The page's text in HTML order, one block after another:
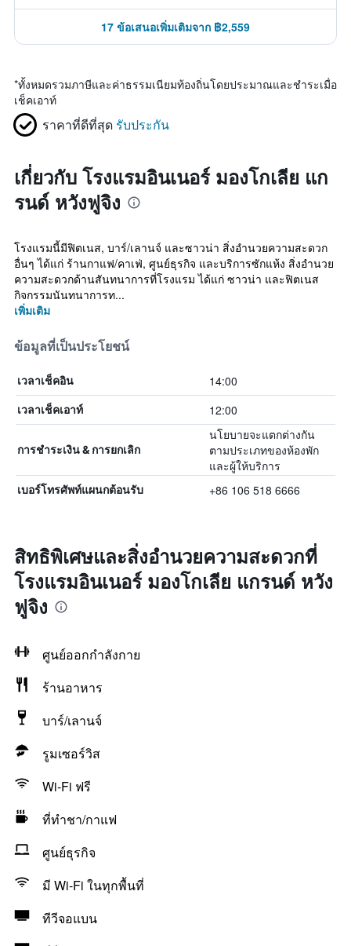
17 ข้อเสนอเพิ่มเติมจาก ฿2,559
*ทั้งหมดรวมภาษีและค่าธรรมเนียมท้องถิ่นโดยประมาณและชำระเมื่อ
เช็คเอาท์
ราคาที่ดีที่สุด รับประกัน
เกี่ยวกับ โรงแรมอินเนอร์ มองโกเลีย แก
รนด์ หวังฟูจิง
โรงแรมนี้มีฟิตเนส, บาร์/เลานจ์ และซาวน่า สิ่งอำนวยความสะดวก
อื่นๆ ได้แก่ ร้านกาแฟ/คาเฟ่, ศูนย์ธุรกิจ และบริการซักแห้ง สิ่งอำนวย
ความสะดวกด้านสันทนาการที่โรงแรม ได้แก่ ซาวน่า และฟิตเนส
กิจกรรมนันทนาการท...
เพิ่มเติม
ข้อมูลที่เป็นประโยชน์
เวลาเช็คอิน 14:00
เวลาเช็คเอาท์ 12:00
การชำระเงิน & การยกเลิก
นโยบายจะแตกต่างกัน
ตามประเภทของห้องพัก
และผู้ให้บริการ
เบอร์โทรศัพท์แผนกต้อนรับ +86 106 518 6666
สิทธิพิเศษและสิ่งอำนวยความสะดวกที่
โรงแรมอินเนอร์ มองโกเลีย แกรนด์ หวัง
ฟูจิง
ศูนย์ออกกำลังกาย
ร้านอาหาร
บาร์/เลานจ์
รูมเซอร์วิส
Wi-Fi ฟรี
ที่ทำชา/กาแฟ
ศูนย์ธุรกิจ
มี Wi-Fi ในทุกพื้นที่
ทีวีจอแบน